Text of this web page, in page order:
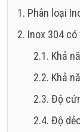
Phân loại
Inox 304
Khả
Khả
Độ
Độ